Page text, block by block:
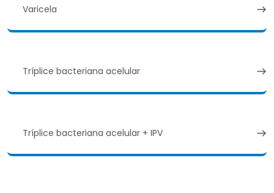
Varicela
Tríplice bacteriana acelular
Tríplice bacteriana acelular + IPV